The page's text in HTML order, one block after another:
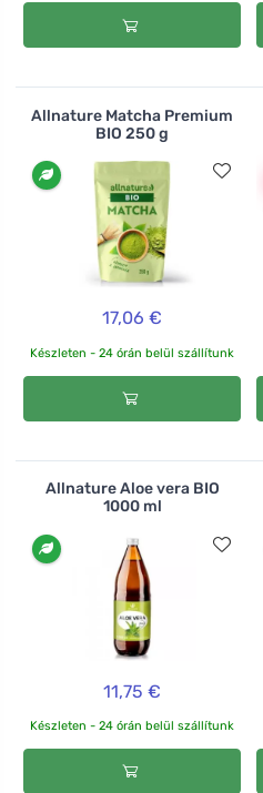
Allnature Matcha Premium
BIO 250 g
17,06 €
Készleten - 24 órán belül szállítunk
Allnature Aloe vera BIO
1000 ml
11,75 €
Készleten - 24 órán belül szállítunk